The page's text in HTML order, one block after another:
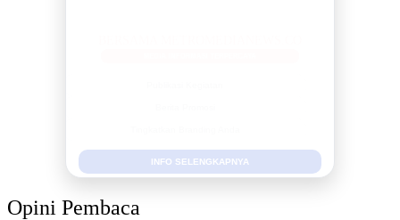
INFO SELENGKAPNYA
Opini Pembaca